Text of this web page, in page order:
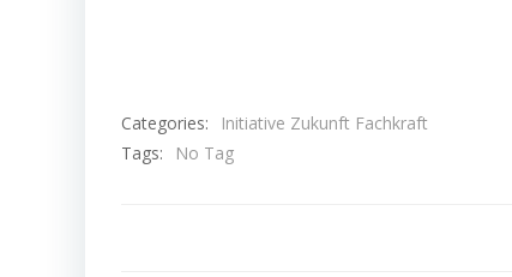
Categories:
Initiative Zukunft Fachkraft
Tags:
No Tag